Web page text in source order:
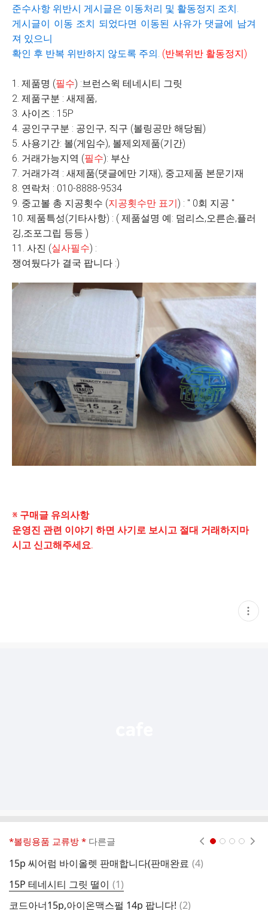
준수사항 위반시 게시글은 이동처리 및 활동정지 조치.
게시글이 이동 조치 되었다면 이동된 사유가 댓글에 남겨
져 있으니
확인 후 반복 위반하지 않도록 주의. (반복위반 활동정지)
1. 제품명 (필수) :브런스윅 테네시티 그릿
2. 제품구분 : 새제품,
3. 사이즈 : 15P
4. 공인구구분 : 공인구, 직구 (볼링공만 해당됨)
5. 사용기간: 볼(게임수), 볼제외제품(기간)
6. 거래가능지역 (필수): 부산
7. 거래가격 : 새제품(댓글에만 기재), 중고제품 본문기재
8. 연락처 : 010-8888-9534
9. 중고볼 총 지공횟수 (지공횟수만 표기) : " 0회 지공 "
10. 제품특성(기타사항) : ( 제품설명 예: 덤리스,오른손,플러
깅,조포그립 등등 )
11. 사진 (실사필수) :
쟁여뒀다가 결국 팝니다 :)
※ 구매글 유의사항
운영진 관련 이야기 하면 사기로 보시고 절대 거래하지마
시고 신고해주세요.
현
재
*볼링용품 교류방 * 다른글
15p 씨어럼 바이올렛 판매합니다(판매완료 댓
(4)
15P 테네시티 그릿 떨이 댓
글
(1)
코드아너15p,아이온맥스펄 14p 팝니다! 댓
(2)